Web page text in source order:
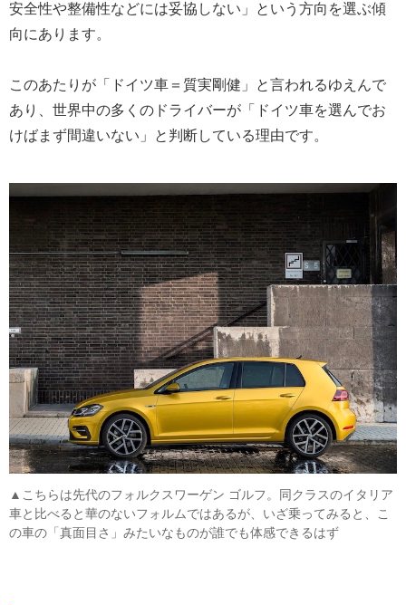
安全性や整備性などには妥協しない」という方向を選ぶ傾
向にあります。
このあたりが「ドイツ車＝質実剛健」と言われるゆえんで
あり、世界中の多くのドライバーが「ドイツ車を選んでお
けばまず間違いない」と判断している理由です。
▲こちらは先代のフォルクスワーゲン ゴルフ。同クラスのイタリア
車と比べると華のないフォルムではあるが、いざ乗ってみると、こ
の車の「真面目さ」みたいなものが誰でも体感できるはず